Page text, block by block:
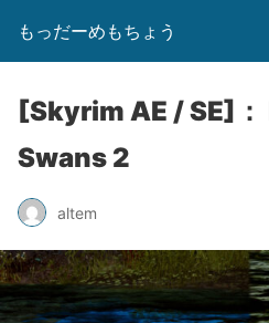
もっだーめもちょう
[Skyrim AE / SE]
Swans 2
altem